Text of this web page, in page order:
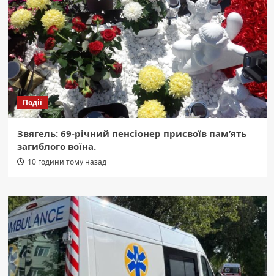
Події
Звягель: 69-річний пенсіонер присвоїв пам’ять
загиблого воїна.
10 години тому назад